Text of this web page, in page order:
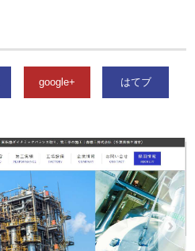
google+ はてブ